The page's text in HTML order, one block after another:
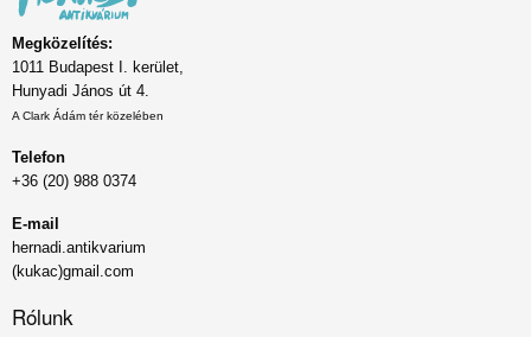
Megközelítés:
1011 Budapest I. kerület,
Hunyadi János út 4.
A Clark Ádám tér közelében
Telefon
+36 (20) 988 0374
E-mail
hernadi.antikvarium
(kukac)gmail.com
Rólunk